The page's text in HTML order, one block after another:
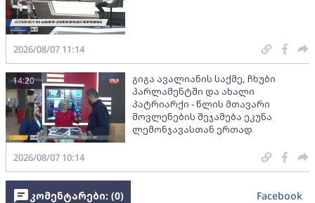
2026/08/07 11:14
გიგა ავალიანის საქმე, ჩხუბი
პარლამენტში და ახალი
პატრიარქი - წლის მთავარი
მოვლენების შეჯამება ეკუნა
ლემონჯავასთან ერთად
14:20
2026/08/07 10:14
კომენტარები: (0) Facebook